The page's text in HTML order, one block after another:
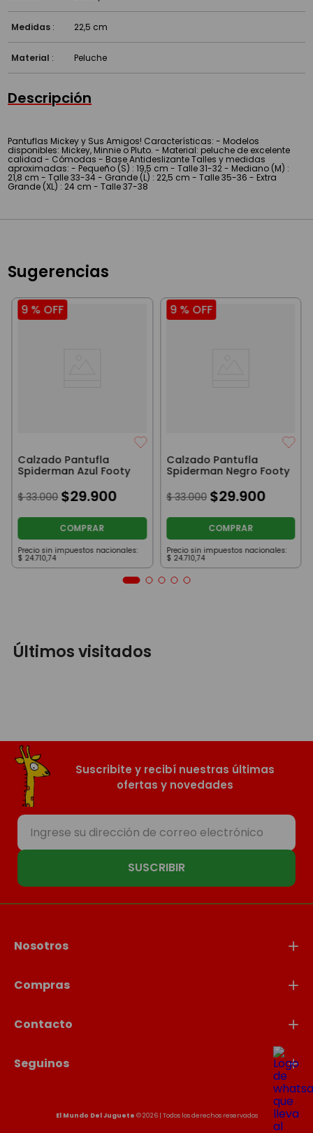
Medidas : 22,5 cm
Material : Peluche
Descripción
Pantuflas Mickey y Sus Amigos! Características: - Modelos
disponibles: Mickey, Minnie o Pluto. - Material: peluche de excelente
calidad - Cómodas - Base Antideslizante Talles y medidas
aproximadas: - Pequeño (S) : 19,5 cm - Talle 31-32 - Mediano (M) :
21,8 cm - Talle 33-34 - Grande (L) : 22,5 cm - Talle 35-36 - Extra
Grande (XL) : 24 cm - Talle 37-38
Sugerencias
9 % OFF
Calzado Pantufla
Spiderman Azul Footy
$ 33.000 $29.900
COMPRAR
Precio sin impuestos nacionales:
$ 24.710,74
9 % OFF
Calzado Pantufla
Spiderman Negro Footy
$ 33.000 $29.900
COMPRAR
Precio sin impuestos nacionales:
$ 24.710,74
Últimos visitados
Suscribite y recibí nuestras últimas
ofertas y novedades
SUSCRIBIR
Nosotros
Compras
Contacto
Seguinos
El Mundo Del Juguete © 2026 | Todos los derechos reservados